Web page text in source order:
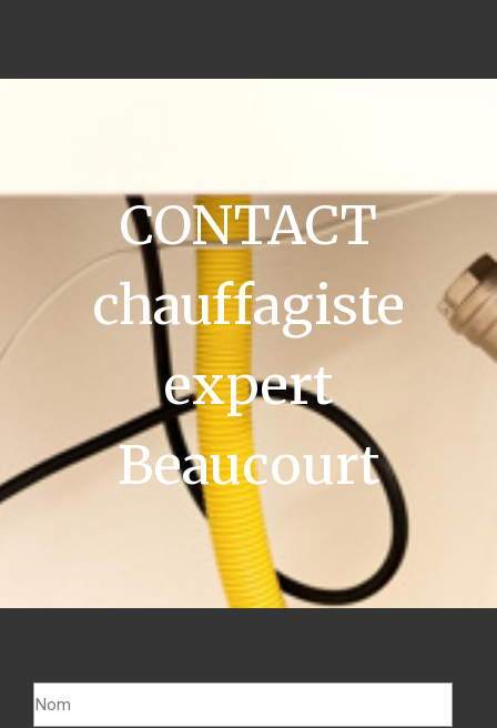
CONTACT
chauffagiste
expert
Beaucourt